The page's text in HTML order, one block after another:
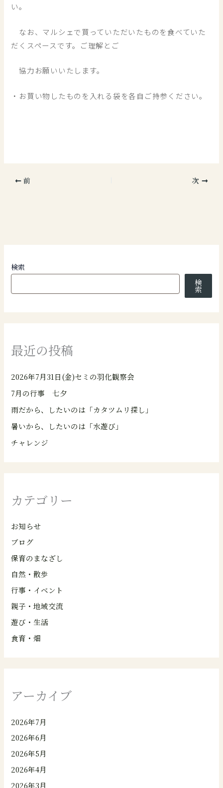
い。
なお、マルシェで買っていただいたものを食べていた
だくスペースです。ご理解とご
協力お願いいたします。
・お買い物したものを入れる袋を各自ご持参ください。
前 次
検索
検
索
最近の投稿
2026年7月31日(金)セミの羽化観察会
7月の行事 七夕
雨だから、したいのは「カタツムリ探し」
暑いから、したいのは「水遊び」
チャレンジ
カテゴリー
お知らせ
ブログ
保育のまなざし
自然・散歩
行事・イベント
親子・地域交流
遊び・生活
食育・畑
アーカイブ
2026年7月
2026年6月
2026年5月
2026年4月
2026年3月